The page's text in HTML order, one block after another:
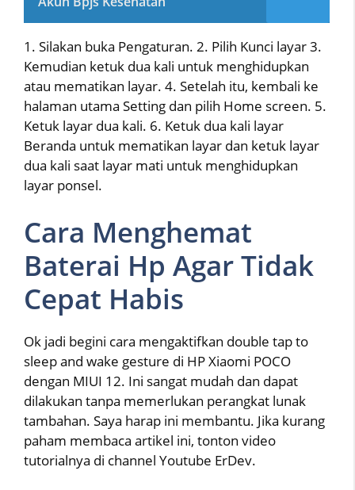
1. Silakan buka Pengaturan. 2. Pilih Kunci layar 3.
Kemudian ketuk dua kali untuk menghidupkan
atau mematikan layar. 4. Setelah itu, kembali ke
halaman utama Setting dan pilih Home screen. 5.
Ketuk layar dua kali. 6. Ketuk dua kali layar
Beranda untuk mematikan layar dan ketuk layar
dua kali saat layar mati untuk menghidupkan
layar ponsel.
Cara Menghemat
Baterai Hp Agar Tidak
Cepat Habis
Ok jadi begini cara mengaktifkan double tap to
sleep and wake gesture di HP Xiaomi POCO
dengan MIUI 12. Ini sangat mudah dan dapat
dilakukan tanpa memerlukan perangkat lunak
tambahan. Saya harap ini membantu. Jika kurang
paham membaca artikel ini, tonton video
tutorialnya di channel Youtube ErDev.